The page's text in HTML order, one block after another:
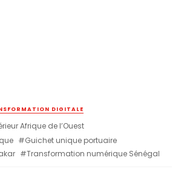
DIGITALE
Afrique de l’Ouest
Guichet unique portuaire
Transformation numérique Sénégal